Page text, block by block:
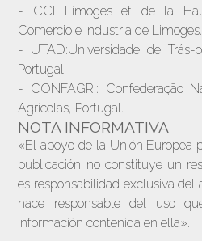
- CCI Limoges et de la
Comercio e Industria de Limoges.
- UTAD:Universidade de
Portugal.
- CONFAGRI: Confederação
Agrícolas, Portugal.
NOTA INFORMATIVA
«El apoyo de la Unión Europea
publicación no constituye un
es responsabilidad exclusiva
hace responsable del uso
información contenida en ella».